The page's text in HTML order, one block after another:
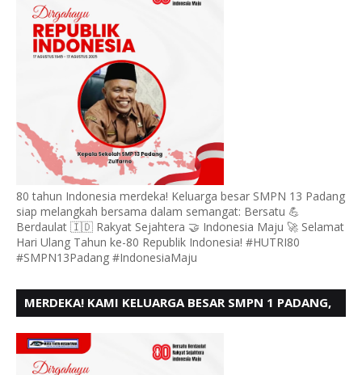
80 tahun Indonesia merdeka! Keluarga besar SMPN 13 Padang
siap melangkah bersama dalam semangat: Bersatu 💪
Berdaulat 🇮🇩 Rakyat Sejahtera 🤝 Indonesia Maju 🚀 Selamat
Hari Ulang Tahun ke-80 Republik Indonesia! #HUTRI80
#SMPN13Padang #IndonesiaMaju
MERDEKA! KAMI KELUARGA BESAR SMPN 1 PADANG,